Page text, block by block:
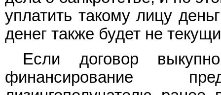
уплатить такому лицу
денег также будет не
Если договор
финансирование